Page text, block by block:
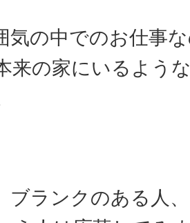
気の中でのお仕事
来の家にいるよう
ブランクのある人